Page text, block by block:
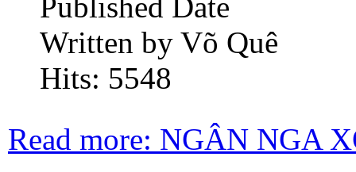
Published Date
Written by Võ Quê
Hits: 5548
Read more: NGÂN NGA